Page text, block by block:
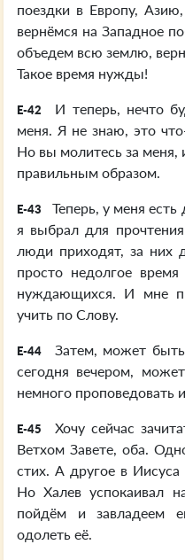
поездки в Европу,
вернёмся на Западное
объедем всю землю,
Такое время нужды!
E-42
И теперь, нечто
меня. Я не знаю, это
Но вы молитесь за меня,
правильным образом.
E-43
Теперь, у меня
я выбрал для
люди приходят, за них
просто недолгое
нуждающихся. И мне
учить по Слову.
E-44
Затем, может
сегодня вечером,
немного проповедовать
E-45
Хочу сейчас
Ветхом Завете, оба.
стих. А другое в
Но Халев успокаивал
пойдём и
одолеть её.